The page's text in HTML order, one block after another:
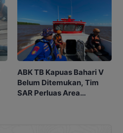
ABK TB Kapuas Bahari V
Belum Ditemukan, Tim
SAR Perluas Area